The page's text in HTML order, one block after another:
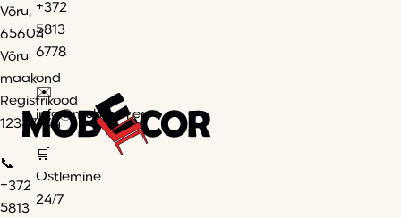
Võru,
65604
Võru
maakond
Registrikood
12347944
📞
+372
5813
+372
5813
6778
✉️
info@mobecor.ee
🛒
Ostlemine
24/7